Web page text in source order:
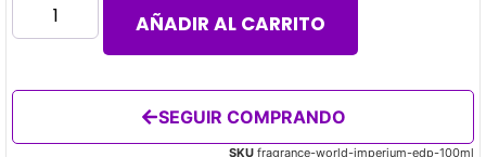
AÑADIR AL CARRITO
SEGUIR COMPRANDO
SKU fragrance-world-imperium-edp-100ml